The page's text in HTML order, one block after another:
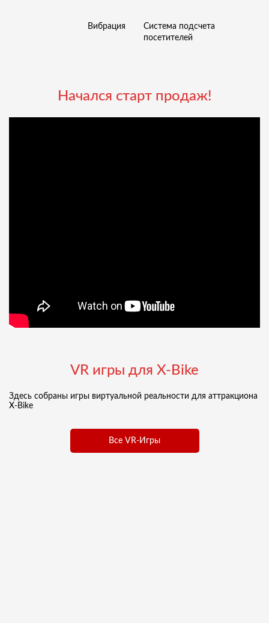
Вибрация
Система подсчета
посетителей
Начался старт продаж!
VR игры для X-Bike
Здесь собраны игры виртуальной реальности для аттракциона
X-Bike
Все VR-Игры